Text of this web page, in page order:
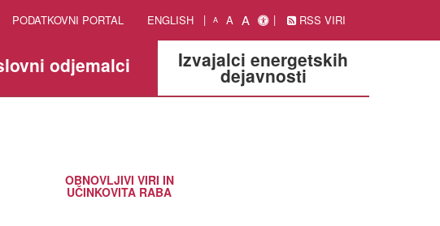
PODATKOVNI PORTAL ENGLISH A A A RSS VIRI
odjemalci Izvajalci energetskih
dejavnosti
OBNOVLJIVI VIRI IN
UČINKOVITA RABA